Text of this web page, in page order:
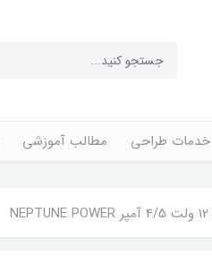
خدمات طراحی مطالب آموزشی